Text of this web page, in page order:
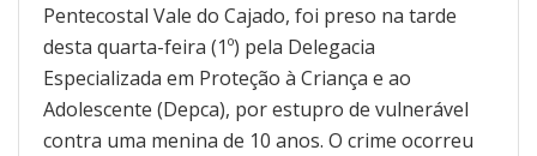
Pentecostal Vale do Cajado, foi preso na tarde
desta quarta-feira (1º) pela Delegacia
Especializada em Proteção à Criança e ao
Adolescente (Depca), por estupro de vulnerável
contra uma menina de 10 anos. O crime ocorreu